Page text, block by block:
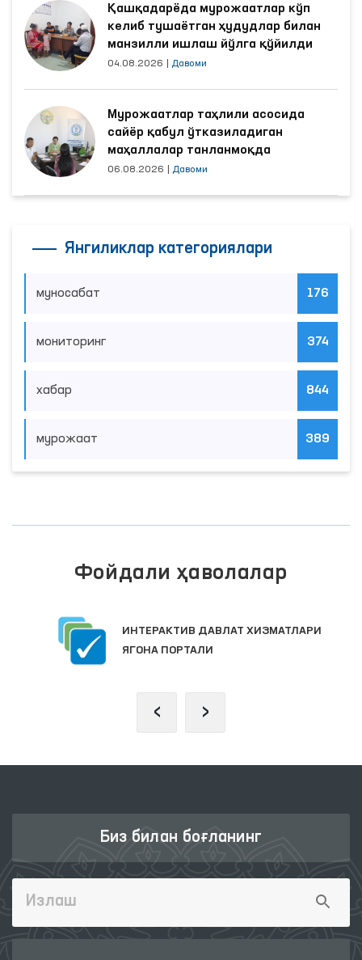
Қашқадарёда мурожаатлар кўп
келиб тушаётган ҳудудлар билан
манзилли ишлаш йўлга қўйилди
04.08.2026 Давоми
Мурожаатлар таҳлили асосида
сайёр қабул ўтказиладиган
маҳаллалар танланмоқда
06.08.2026 Давоми
Янгиликлар категориялари
муносабат 176
мониторинг 374
хабар 844
мурожаат 389
Фойдали ҳаволалар
ИНТЕРАКТИВ ДАВЛАТ ХИЗМАТЛАРИ
ЯГОНА ПОРТАЛИ
‹ ›
Биз билан боғланинг